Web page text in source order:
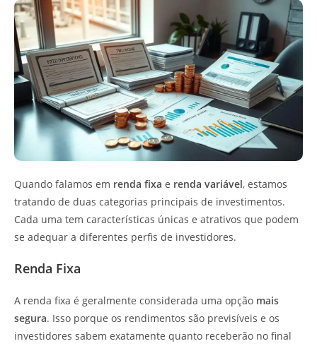
Quando falamos em renda fixa e renda variável, estamos
tratando de duas categorias principais de investimentos.
Cada uma tem características únicas e atrativos que podem
se adequar a diferentes perfis de investidores.
Renda Fixa
A renda fixa é geralmente considerada uma opção mais
segura. Isso porque os rendimentos são previsíveis e os
investidores sabem exatamente quanto receberão no final